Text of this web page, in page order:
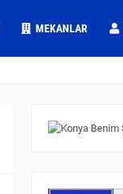
MEKANLAR